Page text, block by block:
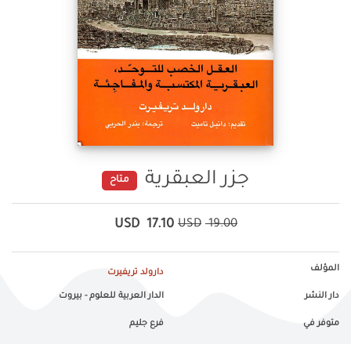
جزر العبقرية متاح
19.00
USD
17.10
USD
المؤلف دارولد تريفيرت
دار النشر الدار العربية للعلوم - بيروت
متوفر في فرع جليم